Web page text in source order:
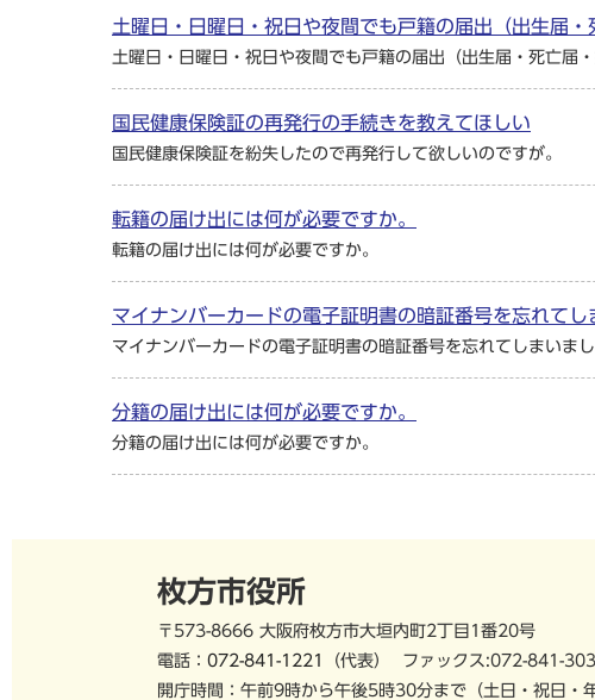
土曜日・日曜日・祝日や夜間でも戸籍の届出（出生届
土曜日・日曜日・祝日や夜間でも戸籍の届出（出生届・死亡届
国民健康保険証の再発行の手続きを教えてほしい
国民健康保険証を紛失したので再発行して欲しいのですが。
転籍の届け出には何が必要ですか。
転籍の届け出には何が必要ですか。
マイナンバーカードの電子証明書の暗証番号を忘れてし
マイナンバーカードの電子証明書の暗証番号を忘れてしまいま
分籍の届け出には何が必要ですか。
分籍の届け出には何が必要ですか。
枚方市役所
〒573-8666 大阪府枚方市大垣内町2丁目1番20号
電話： 072-841-1221 （代表） ファックス:072-841-
開庁時間：午前9時から午後5時30分まで （土日・祝日・